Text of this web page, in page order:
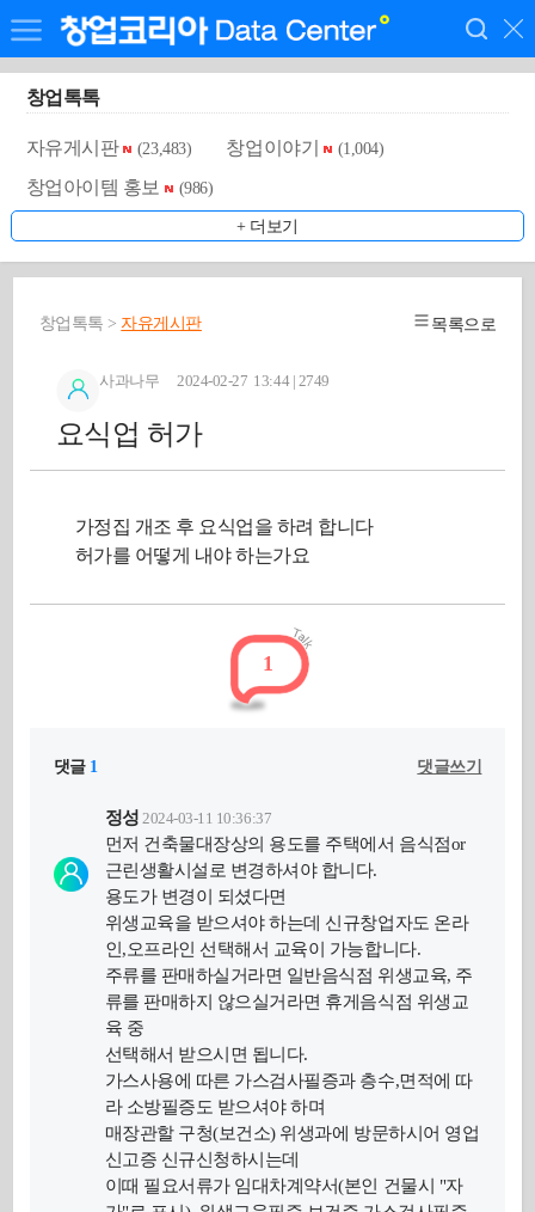
창업톡톡
자유게시판 (23,483) 창업이야기 (1,004)
창업아이템 홍보 (986)
+ 더보기
창업톡톡 > 자유게시판 목록으로
사과나무 2024-02-27 13:44 | 2749
요식업 허가
가정집 개조 후 요식업을 하려 합니다
허가를 어떻게 내야 하는가요
1
댓글 1 댓글쓰기
정성 2024-03-11 10:36:37
먼저 건축물대장상의 용도를 주택에서 음식점or
근린생활시설로 변경하셔야 합니다.
용도가 변경이 되셨다면
위생교육을 받으셔야 하는데 신규창업자도 온라
인,오프라인 선택해서 교육이 가능합니다.
주류를 판매하실거라면 일반음식점 위생교육, 주
류를 판매하지 않으실거라면 휴게음식점 위생교
육 중
선택해서 받으시면 됩니다.
가스사용에 따른 가스검사필증과 층수,면적에 따
라 소방필증도 받으셔야 하며
매장관할 구청(보건소) 위생과에 방문하시어 영업
신고증 신규신청하시는데
이때 필요서류가 임대차계약서(본인 건물시 "자